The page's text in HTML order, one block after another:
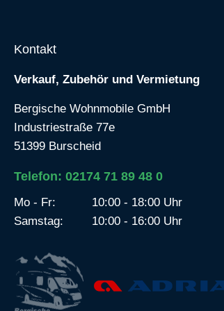
Kontakt
Verkauf, Zubehör und Vermietung
Bergische Wohnmobile GmbH
Industriestraße 77e
51399 Burscheid
Telefon: 02174 71 89 48 0
Mo - Fr:
10:00 - 18:00 Uhr
Samstag:
10:00 - 16:00 Uhr